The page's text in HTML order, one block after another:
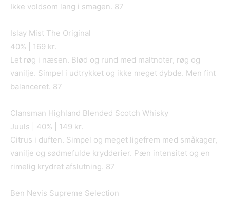
Ikke voldsom lang i smagen. 87
Islay Mist The Original
40% | 169 kr.
Let røg i næsen. Blød og rund med maltnoter, røg og
vanilje. Simpel i udtrykket og ikke meget dybde. Men fint
balanceret. 87
Clansman Highland Blended Scotch Whisky
Juuls | 40% | 149 kr.
Citrus i duften. Simpel og meget ligefrem med småkager,
vanilje og sødmefulde krydderier. Pæn intensitet og en
rimelig krydret afslutning. 87
Ben Nevis Supreme Selection